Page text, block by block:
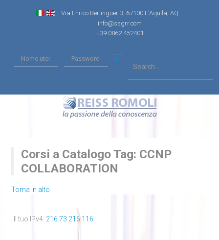
Via Enrico Berlinguer 3, 67100 L'Aquila, AQ
info@ssgrr.com
+39 0862 452401
Corsi a Catalogo Tag: CCNP
COLLABORATION
Torna in alto
Il tuo IPv4: 216.73.216.116